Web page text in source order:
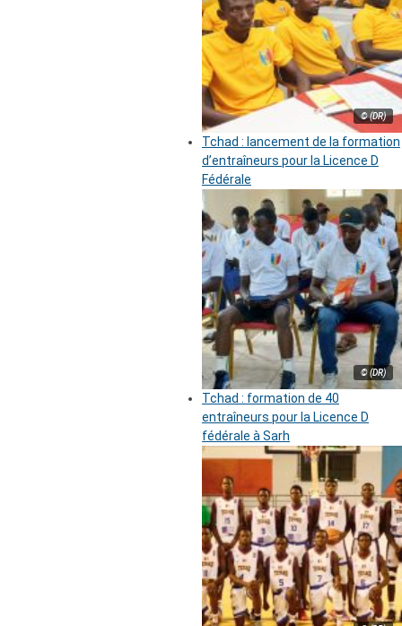
© (DR)
Tchad : lancement de la formation
d’entraîneurs pour la Licence D
Fédérale
© (DR)
Tchad : formation de 40
entraîneurs pour la Licence D
fédérale à Sarh